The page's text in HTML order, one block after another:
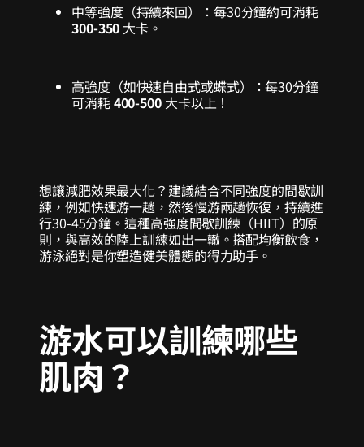
中等強度（持續來回）：每30分鐘約可消耗
300-350 大卡。
高強度（如快速自由式或蝶式）：每30分鐘
可消耗400-500大卡以上！
想讓減肥效果最大化？建議結合不同強度的間歇訓
練，例如快速游一趟，然後慢游兩趟恢復，持續進
行30-45分鐘。這種高強度間歇訓練（HIIT）的原
則，與高效的陸上訓練如出一轍。搭配均衡飲食，
游泳絕對是你塑造健美體態的得力助手。
游水可以訓練哪些
肌肉？